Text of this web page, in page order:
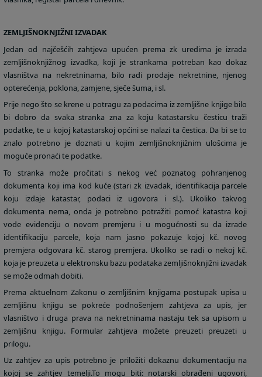
ZEMLJIŠNOKNJIŽNI IZVADAK
Jedan od najčešćih zahtjeva upućen prema zk uredima je izrada
zemljišnoknjižnog izvadka, koji je strankama potreban kao dokaz
vlasništva na nekretninama, bilo radi prodaje nekretnine, njenog
opterećenja, poklona, zamjene, sječe šuma, i sl.
Prije nego što se krene u potragu za podacima iz zemljišne knjige bilo
bi dobro da svaka stranka zna za koju katastarsku česticu traži
podatke, te u kojoj katastarskoj općini se nalazi ta čestica. Da bi se to
znalo potrebno je doznati u kojim zemljišnoknjižnim ulošcima je
moguće pronaći te podatke.
To stranka može pročitati s nekog već poznatog pohranjenog
dokumenta koji ima kod kuće (stari zk izvadak, identifikacija parcele
koju izdaje katastar, podaci iz ugovora i sl.). Ukoliko takvog
dokumenta nema, onda je potrebno potražiti pomoć katastra koji
vode evidenciju o novom premjeru i u mogućnosti su da izrade
identifikaciju parcele, koja nam jasno pokazuje kojoj kč. novog
premjera odgovara kč. starog premjera. Ukoliko se radi o nekoj kč.
koja je preuzeta u elektronsku bazu podataka zemljišnoknjižni izvadak
se može odmah dobiti.
Prema aktuelnom Zakonu o zemljišnim knjigama postupak upisa u
zemljišnu knjigu se pokreće podnošenjem zahtjeva za upis, jer
vlasništvo i druga prava na nekretninama nastaju tek sa upisom u
zemljišnu knjigu. Formular zahtjeva možete preuzeti preuzeti u
prilogu.
Uz zahtjev za upis potrebno je priložiti dokaznu dokumentaciju na
kojoj se zahtjev temelji.To mogu biti: notarski obrađeni ugovori,